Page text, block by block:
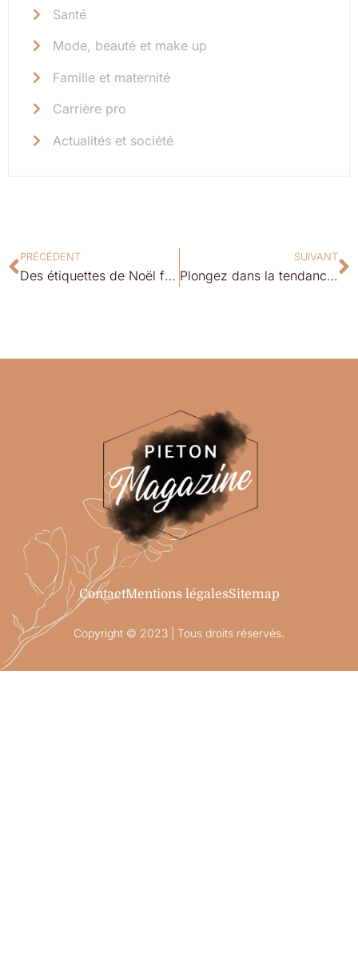
Santé
Mode, beauté et make up
Famille et maternité
Carrière pro
Actualités et société
PRÉCÉDENT
Des étiquettes de Noël féminines à imprimer pour un effet waouh sous le sapin
SUIVANT
Plongez dans la tendance : le retour audacieux du fard à paupières bleu
ContactMentions légalesSitemap
Copyright © 2023 | Tous droits réservés.